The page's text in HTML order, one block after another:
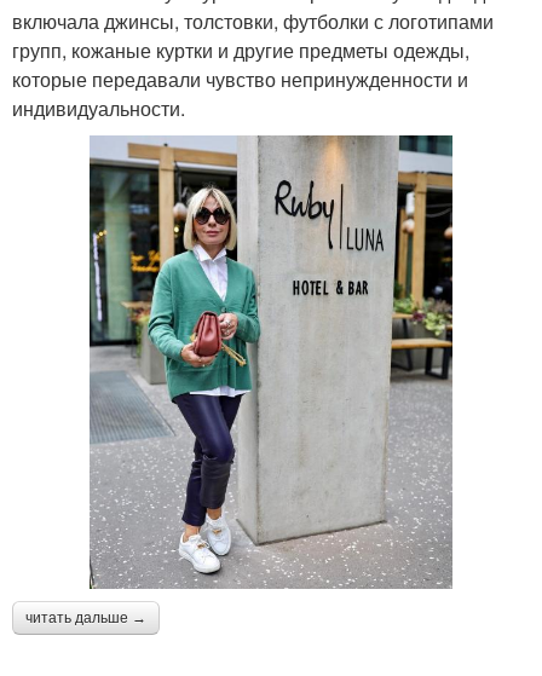
включала джинсы, толстовки, футболки с логотипами
групп, кожаные куртки и другие предметы одежды,
которые передавали чувство непринужденности и
индивидуальности.
читать дальше →